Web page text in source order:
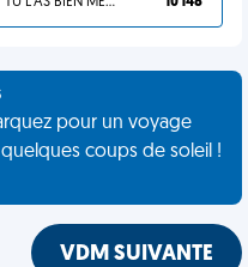
pour un voyage
coups de soleil !
VDM SUIVANTE